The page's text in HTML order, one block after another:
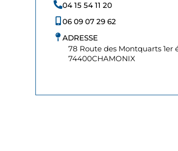
04 15 54 11 20
06 09 07 29 62
ADRESSE
78 Route des Montquarts 1er
74400CHAMONIX